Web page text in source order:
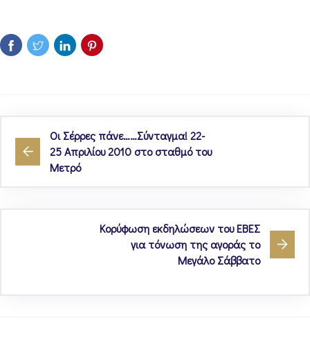
Οι Σέρρες πάνε……Σύνταγμα! 22-
25 Απριλίου 2010 στο σταθμό του
Μετρό
Κορύφωση εκδηλώσεων του ΕΒΕΣ
για τόνωση της αγοράς το
Μεγάλο Σάββατο